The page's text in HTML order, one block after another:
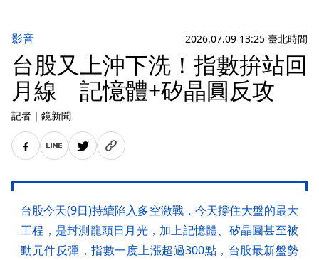
影音 2026.07.09 13:25 臺北時間
台股又上沖下洗！指數拚站回
月線 記憶體+矽晶圓反攻
記者 ｜ 鏡新聞
台股今天(9日)持續陷入多空激戰，今天撐住大盤的最大
工程，是封測龍頭日月光，加上記憶體、矽晶圓甚至被
動元件反彈，指數一度上漲超過300點，台股最新盤勢